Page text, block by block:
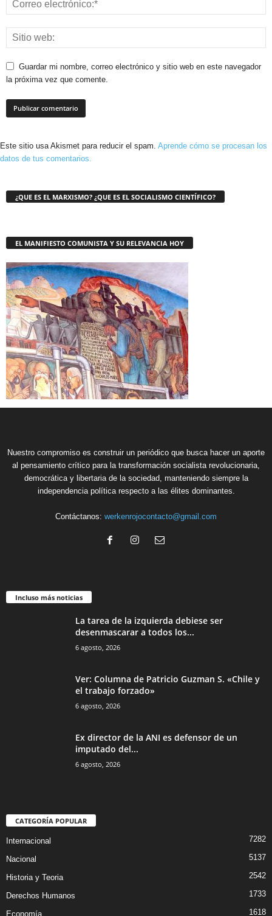
Guardar mi nombre, correo electrónico y sitio web en este navegador
la próxima vez que comente.
Este sitio usa Akismet para reducir el spam. Aprende cómo se procesan los
datos de tus comentarios.
¿QUE ES EL MARXISMO? ¿QUE ES EL SOCIALISMO CIENTÍFICO?
EL MANIFIESTO COMUNISTA Y SU RELEVANCIA HOY
Nuestro compromiso es construir un periódico que busca hacer un aporte
al pensamiento crítico para la transformación socialista revolucionaria,
democrática y libertaria de la sociedad, manteniendo siempre la
independencia política respecto a las élites dominantes.
Contáctanos: werkenrojocontacto@gmail.com
Incluso más noticias
La tarea de la izquierda debiese ser
desenmascarar a todos los...
6 agosto, 2026
Ver: Columna de Patricio Guzman S. «Chile y
el trabajo forzado»
6 agosto, 2026
Ex director de la ANI es defensor de un
imputado del...
6 agosto, 2026
CATEGORÍA POPULAR
Internacional 7282
Nacional 5137
Historia y Teoria 2542
Derechos Humanos 1733
Economía 1618